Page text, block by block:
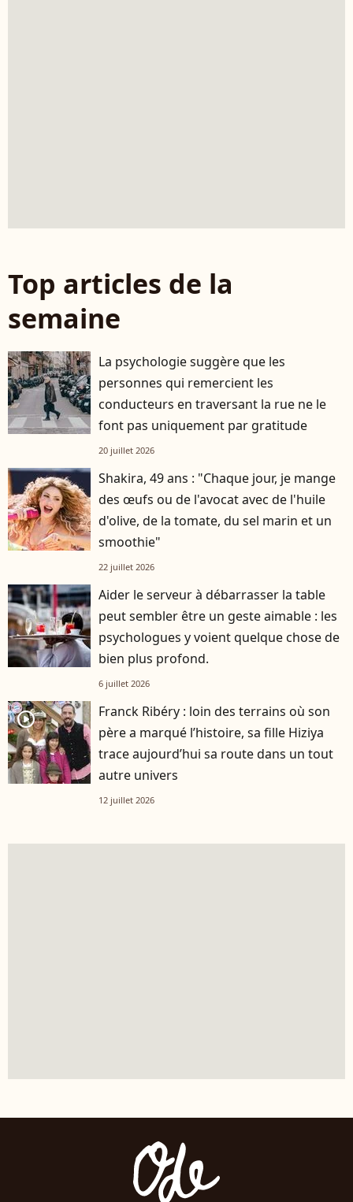
Top articles de la
semaine
La psychologie suggère que les
personnes qui remercient les
conducteurs en traversant la rue ne le
font pas uniquement par gratitude
20 juillet 2026
Shakira, 49 ans : "Chaque jour, je mange
des œufs ou de l'avocat avec de l'huile
d'olive, de la tomate, du sel marin et un
smoothie"
22 juillet 2026
Aider le serveur à débarrasser la table
peut sembler être un geste aimable : les
psychologues y voient quelque chose de
bien plus profond.
6 juillet 2026
player2
Franck Ribéry : loin des terrains où son
père a marqué l’histoire, sa fille Hiziya
trace aujourd’hui sa route dans un tout
autre univers
12 juillet 2026